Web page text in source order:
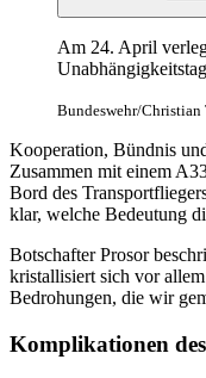
Am 24. April
Bundeswehr/Christian
Kooperation, Bündnis
Zusammen mit einem
Bord des
klar, welche Bedeutung
Botschafter Prosor
kristallisiert sich vor
Bedrohungen, die wir
Komplikationen